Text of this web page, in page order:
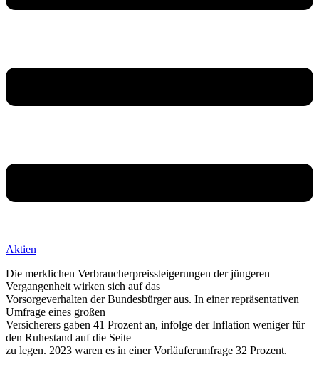
Aktien
Die merklichen Verbraucherpreissteigerungen der jüngeren
Vergangenheit wirken sich auf das
Vorsorgeverhalten der Bundesbürger aus. In einer repräsentativen
Umfrage eines großen
Versicherers gaben 41 Prozent an, infolge der Inflation weniger für
den Ruhestand auf die Seite
zu legen. 2023 waren es in einer Vorläuferumfrage 32 Prozent.